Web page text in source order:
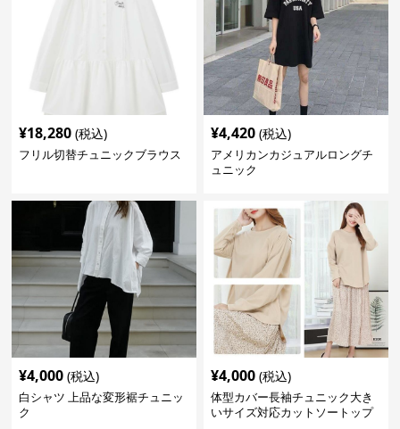
¥18,280 (税込)
フリル切替チュニックブラウス
¥4,420 (税込)
アメリカンカジュアルロングチ
ュニック
¥4,000 (税込)
白シャツ 上品な変形裾チュニッ
ク
¥4,000 (税込)
体型カバー長袖チュニック大き
いサイズ対応カットソートップ